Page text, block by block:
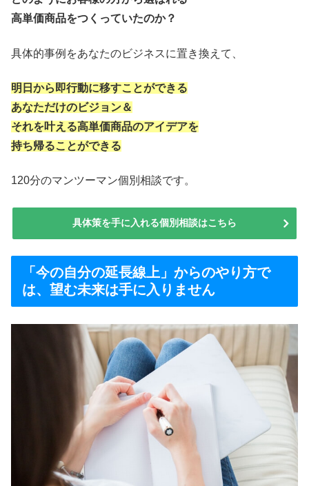
高単価商品をつくっていたのか？
具体的事例をあなたのビジネスに置き換えて、
明日から即行動に移すことができる
あなただけのビジョン＆
それを叶える高単価商品のアイデアを
持ち帰ることができる
120分のマンツーマン個別相談です。
具体策を手に入れる個別相談はこちら
「今の自分の延長線上」からのやり方で
は、望む未来は手に入りません